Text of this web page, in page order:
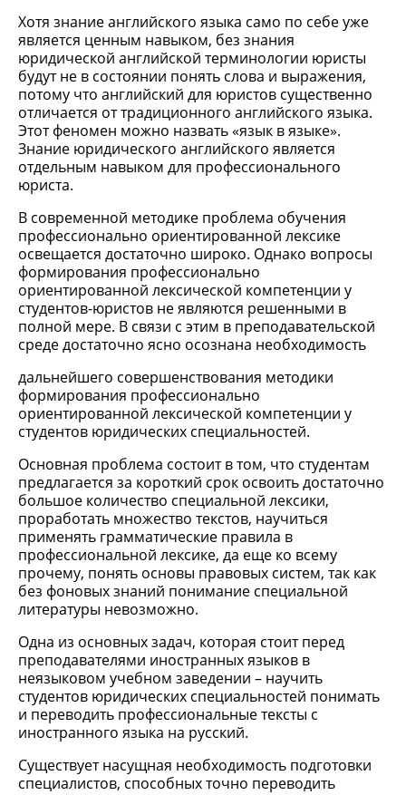
Хотя знание английского языка само по себе уже
является ценным навыком, без знания
юридической английской терминологии юристы
будут не в состоянии понять слова и выражения,
потому что английский для юристов существенно
отличается от традиционного английского языка.
Этот феномен можно назвать «язык в языке».
Знание юридического английского является
отдельным навыком для профессионального
юриста.
В современной методике проблема обучения
профессионально ориентированной лексике
освещается достаточно широко. Однако вопросы
формирования профессионально
ориентированной лексической компетенции у
студентов-юристов не являются решенными в
полной мере. В связи с этим в преподавательской
среде достаточно ясно осознана необходимость
дальнейшего совершенствования методики
формирования профессионально
ориентированной лексической компетенции у
студентов юридических специальностей.
Основная проблема состоит в том, что студентам
предлагается за короткий срок освоить достаточно
большое количество специальной лексики,
проработать множество текстов, научиться
применять грамматические правила в
профессиональной лексике, да еще ко всему
прочему, понять основы правовых систем, так как
без фоновых знаний понимание специальной
литературы невозможно.
Одна из основных задач, которая стоит перед
преподавателями иностранных языков в
неязыковом учебном заведении – научить
студентов юридических специальностей понимать
и переводить профессиональные тексты с
иностранного языка на русский.
Существует насущная необходимость подготовки
специалистов, способных точно переводить